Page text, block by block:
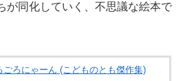
が同化していく、不思議な絵本で
ごろにゃーん (こどものとも傑作集)